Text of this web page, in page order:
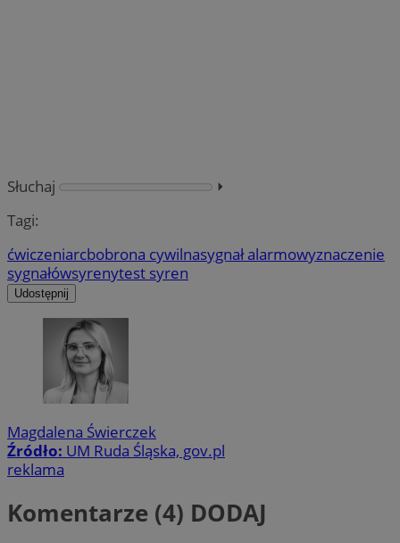
Słuchaj
⏵︎
Tagi:
ćwiczeniarcbobrona cywilnasygnał alarmowyznaczenie
sygnałówsyrenytest syren
Udostępnij
Magdalena Świerczek
Źródło: UM Ruda Śląska, gov.pl
reklama
Komentarze (4) DODAJ